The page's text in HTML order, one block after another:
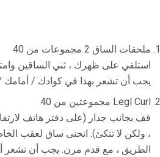
ملحقات الساق 2 مجموعات من 40
استلقي على ظهرك ، ثني الساقين
يجب أن تشعر بهذا في كوادك /
Legl Curl مجموعتين من 40
قف بجانب جدار (على دفتر هاتف
، ولكن لا تتكئ). انحنى ساق لعقب
الطريق ، مع قدم مرن. يجب أن تشعر